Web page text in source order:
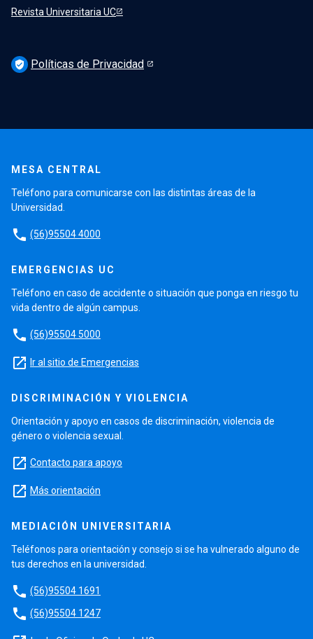
Revista Universitaria UC
verified_user Políticas de Privacidad
MESA CENTRAL
Teléfono para comunicarse con las distintas áreas de la
Universidad.
phone (56)95504 4000
EMERGENCIAS UC
Teléfono en caso de accidente o situación que ponga en riesgo tu
vida dentro de algún campus.
phone (56)95504 5000
launch Ir al sitio de Emergencias
DISCRIMINACIÓN Y VIOLENCIA
Orientación y apoyo en casos de discriminación, violencia de
género o violencia sexual.
launch Contacto para apoyo
launch Más orientación
MEDIACIÓN UNIVERSITARIA
Teléfonos para orientación y consejo si se ha vulnerado alguno de
tus derechos en la universidad.
phone (56)95504 1691
phone (56)95504 1247